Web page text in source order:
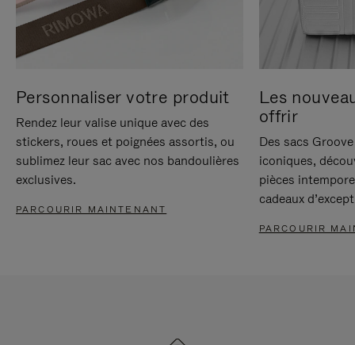
Personnaliser votre produit
Rendez leur valise unique avec des
stickers, roues et poignées assortis, ou
sublimez leur sac avec nos bandoulières
exclusives.
PARCOURIR MAINTENANT
Les
offrir
Des sacs
iconiques,
pièces
cadeaux
PARCOURIR